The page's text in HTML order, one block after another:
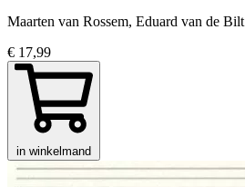
Maarten van Rossem, Eduard van de Bilt
€ 17,99
in winkelmand